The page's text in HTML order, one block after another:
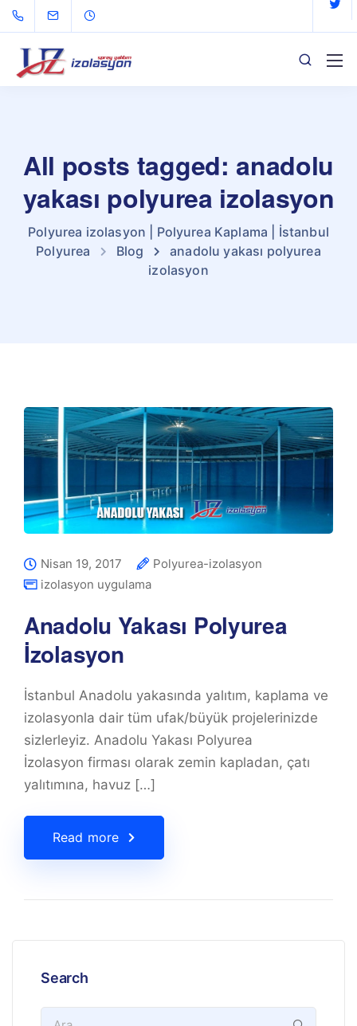
All posts tagged: anadolu
yakası polyurea izolasyon
Polyurea izolasyon | Polyurea Kaplama | İstanbul
Polyurea
Blog
anadolu yakası polyurea
izolasyon
Nisan 19, 2017
Polyurea-izolasyon
izolasyon uygulama
Anadolu Yakası Polyurea
İzolasyon
İstanbul Anadolu yakasında yalıtım, kaplama ve
izolasyonla dair tüm ufak/büyük projelerinizde
sizlerleyiz. Anadolu Yakası Polyurea
İzolasyon firması olarak zemin kapladan, çatı
yalıtımına, havuz […]
Read more
Search